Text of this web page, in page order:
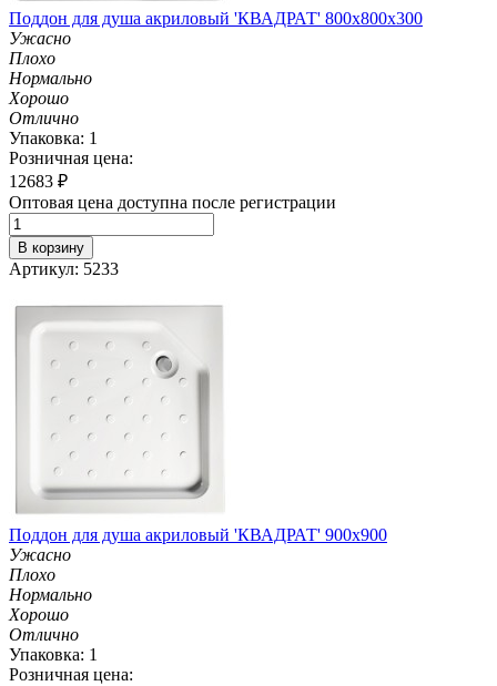
Поддон для душа акриловый 'КВАДРАТ' 800х800х300
Ужасно
Плохо
Нормально
Хорошо
Отлично
Упаковка: 1
Розничная цена:
12683 ₽
Оптовая цена доступна после регистрации
В корзину
Артикул: 5233
Поддон для душа акриловый 'КВАДРАТ' 900х900
Ужасно
Плохо
Нормально
Хорошо
Отлично
Упаковка: 1
Розничная цена: